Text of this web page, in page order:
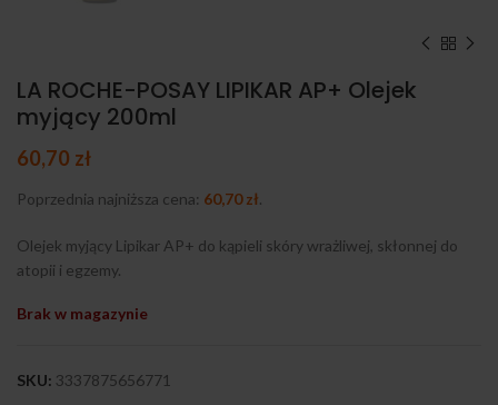
LA ROCHE-POSAY LIPIKAR AP+ Olejek
myjący 200ml
60,70 zł
Poprzednia najniższa cena: 60,70zł.
Olejek myjący Lipikar AP+ do kąpieli skóry wrażliwej, skłonnej do
atopii i egzemy.
Brak w magazynie
SKU: 3337875656771